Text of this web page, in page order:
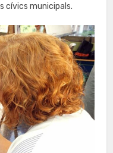
cívics municipals.